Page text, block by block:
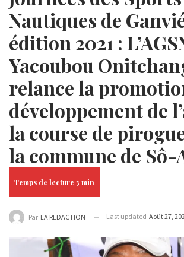
Nautiques de
édition 2021 :
Yacoubou
relance la
développement de
la course de
la commune de Sô-
Par LA REDACTION Last updated Août 27,